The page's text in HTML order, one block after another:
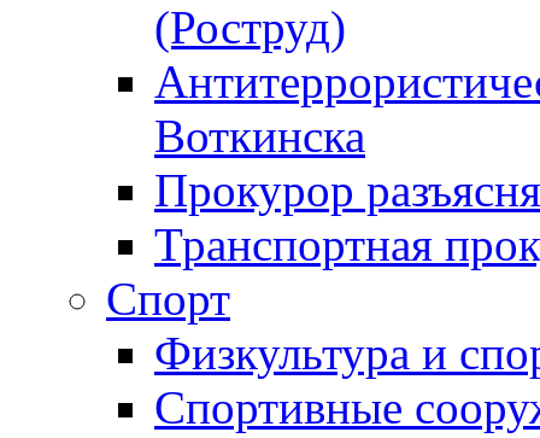
(Роструд)
Воткинска
Прокурор
Транспортная
Спорт
Физкультура и
Спортивные